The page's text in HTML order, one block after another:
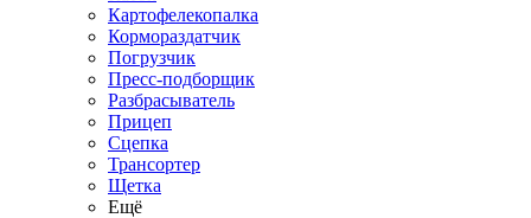
Картофелекопалка
Кормораздатчик
Погрузчик
Пресс-подборщик
Разбрасыватель
Прицеп
Сцепка
Трансортер
Щетка
Ещё